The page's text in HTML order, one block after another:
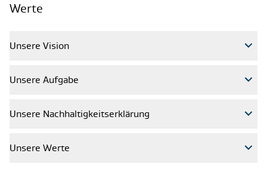
Werte
Unsere Vision
Unsere Aufgabe
Unsere Nachhaltigkeitserklärung
Unsere Werte